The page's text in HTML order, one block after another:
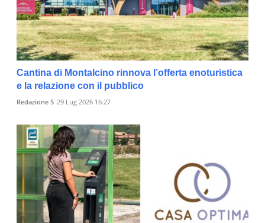
Cantina di Montalcino rinnova l’offerta enoturistica
e la relazione con il pubblico
Redazione 5 29 Lug 2026 16:27